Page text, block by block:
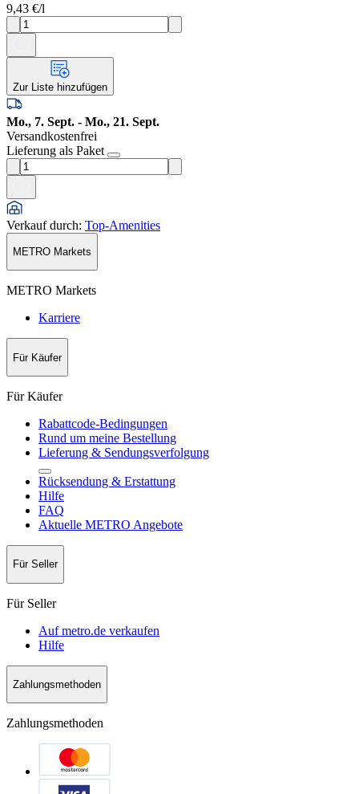
9,43 €/l
Zur Liste hinzufügen
Mo., 7. Sept. - Mo., 21. Sept.
Versandkostenfrei
Lieferung als Paket
Verkauf durch: Top-Amenities
METRO Markets
METRO Markets
Karriere
Für Käufer
Für Käufer
Rabattcode-Bedingungen
Rund um meine Bestellung
Lieferung & Sendungsverfolgung
Rücksendung & Erstattung
Hilfe
FAQ
Aktuelle METRO Angebote
Für Seller
Für Seller
Auf metro.de verkaufen
Hilfe
Zahlungsmethoden
Zahlungsmethoden